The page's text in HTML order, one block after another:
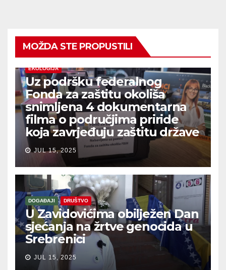
MOŽDA STE PROPUSTILI
EKOLOGIJA
Uz podršku federalnog
Fonda za zaštitu okoliša
snimljena 4 dokumentarna
filma o područjima priride
koja zavrjeđuju zaštitu države
JUL 15, 2025
DOGAĐAJI DRUŠTVO
U Zavidovićima obilježen Dan
sjećanja na žrtve genocida u
Srebrenici
JUL 15, 2025